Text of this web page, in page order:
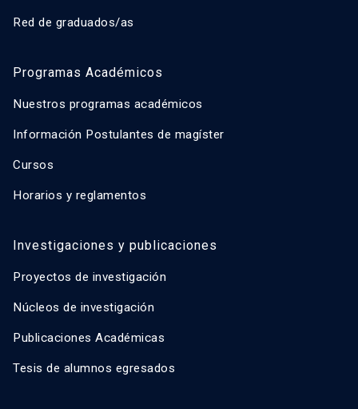
Red de graduados/as
Programas Académicos
Nuestros programas académicos
Información Postulantes de magíster
Cursos
Horarios y reglamentos
Investigaciones y publicaciones
Proyectos de investigación
Núcleos de investigación
Publicaciones Académicas
Tesis de alumnos egresados